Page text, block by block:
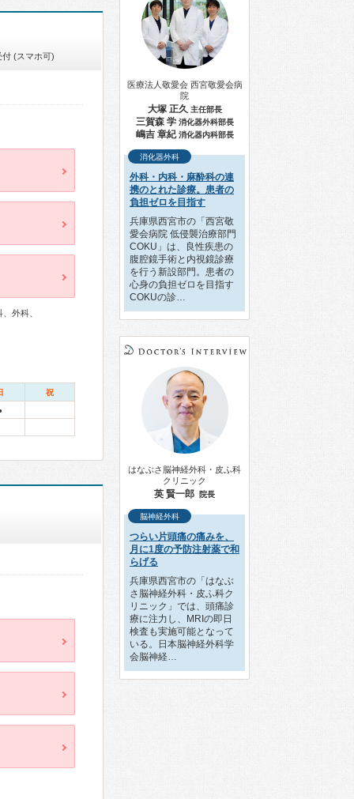
付 (スマホ可)
外科、
祝
医療法人敬愛会 西宮敬愛会病
院
大塚 正久 主任部長
三賀森 学 消化器外科部長
嶋吉 章紀 消化器内科部長
消化器外科
外科・内科・麻酔科の連
携のとれた診療。患者の
負担ゼロを目指す
兵庫県西宮市の「西宮敬
愛会病院 低侵襲治療部門
COKU」は、良性疾患の
腹腔鏡手術と内視鏡診療
を行う新設部門。患者の
心身の負担ゼロを目指す
COKUの診…
はなぶさ脳神経外科・皮ふ科
クリニック
英 賢一郎 院長
脳神経外科
つらい片頭痛の痛みを、
月に1度の予防注射薬で和
らげる
兵庫県西宮市の「はなぶ
さ脳神経外科・皮ふ科ク
リニック」では、頭痛診
療に注力し、MRIの即日
検査も実施可能となって
いる。日本脳神経外科学
会脳神経…